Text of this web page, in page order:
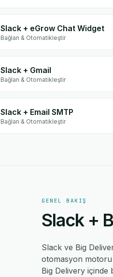
Slack + eGrow Chat Widget
Bağlan & Otomatikleştir
Slack + Gmail
Bağlan & Otomatikleştir
Slack + Email SMTP
Bağlan & Otomatikleştir
GENEL BAKIŞ
Slack +
Slack ve Big
otomasyon motoru
Big Delivery içinde